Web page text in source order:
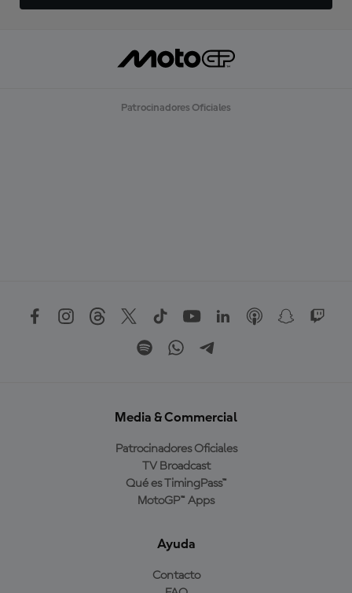
Patrocinadores Oficiales
Media & Commercial
Patrocinadores Oficiales
TV Broadcast
Qué es TimingPass™
MotoGP™ Apps
Ayuda
Contacto